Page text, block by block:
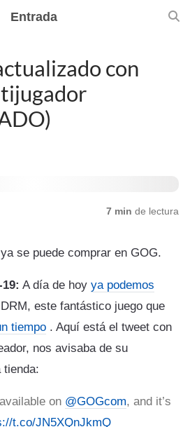
Entrada
con
7 min de lectura
se puede comprar en GOG.
A día de hoy ya podemos
este fantástico juego que
tiempo . Aquí está el tweet con
nos avisaba de su
tienda:
on @GOGcom, and it’s
t.co/JN5XQnJkmQ